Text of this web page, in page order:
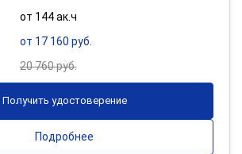
от 144 ак.ч
от 17 160 руб.
20 760 руб.
Получить удостоверение
Подробнее